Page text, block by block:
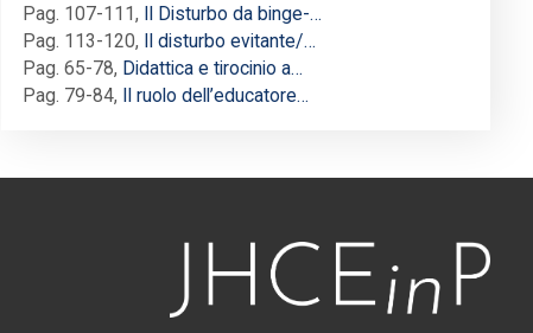
Pag. 107-111,
Il Disturbo da binge-…
Pag. 113-120,
Il disturbo evitante/…
Pag. 65-78, Didattica e tirocinio a…
Pag. 79-84, Il ruolo dell’educatore…